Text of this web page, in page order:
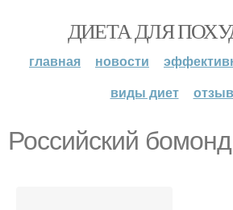
ДИЕТА ДЛЯ
главная новости
виды диет
Российский бомонд